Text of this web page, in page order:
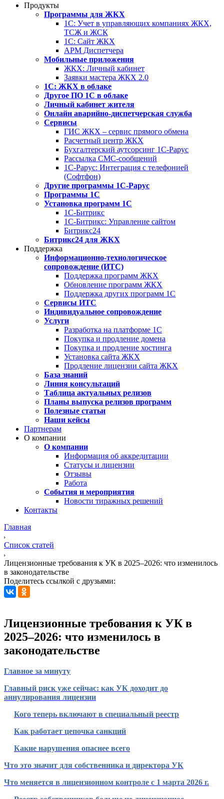
Продукты
Программы для ЖКХ
1С: Учет в управляющих компаниях ЖКХ,
ТСЖ и ЖСК
1С: Сайт ЖКХ
АРМ Диспетчера
Мобильные приложения
ЖКХ: Личный кабинет
Заявки мастера ЖКХ 2.0
1С: ЖКХ в облаке
Другое ПО 1С в облаке
Личный кабинет жителя
Онлайн аварийно-диспетчерская служба
Сервисы
ГИС ЖКХ – сервис прямого обмена
Расчетный центр ЖКХ
Бухгалтерский аутсорсинг 1С-Рарус
Рассылка СМС-сообщений
1С-Рарус: Интеграция с телефонией
(Софтфон)
Другие программы 1С-Рарус
Программы 1С
Установка программ 1С
1С-Битрикс
1С-Битрикс: Управление сайтом
Битрикс24
Битрикс24 для ЖКХ
Поддержка
Информационно-технологическое
сопровождение (ИТС)
Поддержка программ ЖКХ
Обновление программ ЖКХ
Поддержка других программ 1С
Сервисы ИТС
Индивидуальное сопровождение
Услуги
Разработка на платформе 1С
Покупка и продление домена
Покупка и продление хостинга
Установка сайта ЖКХ
Продление лицензии сайта ЖКХ
База знаний
Линия консультаций
Таблица актуальных релизов
Планы выпуска релизов программ
Полезные статьи
Наши кейсы
Партнерам
О компании
О компании
Информация об аккредитации
Статусы и лицензии
Отзывы
Работа
События и мероприятия
Новости тиражных решений
Контакты
Главная
Список статей
Лицензионные требования к УК в 2025–2026: что изменилось
в законодательстве
Поделитесь ссылкой с друзьями:
Лицензионные требования к УК в
2025–2026: что изменилось в
законодательстве
Главное за минуту
Главный риск уже сейчас: как УК доходит до
аннулирования лицензии
Кого теперь включают в специальный реестр
Как работает цепочка санкций
Какие нарушения опаснее всего
Что это значит для собственника и директора УК
Что меняется в лицензионном контроле с 1 марта 2026 г.